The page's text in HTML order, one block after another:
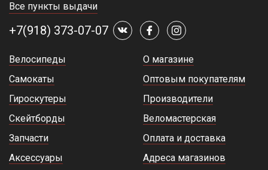
Все пункты выдачи
+7(918) 373-07-07
Велосипеды
Самокаты
Гироскутеры
Скейтборды
Запчасти
Аксессуары
О магазине
Оптовым покупателям
Производители
Веломастерская
Оплата и доставка
Адреса магазинов